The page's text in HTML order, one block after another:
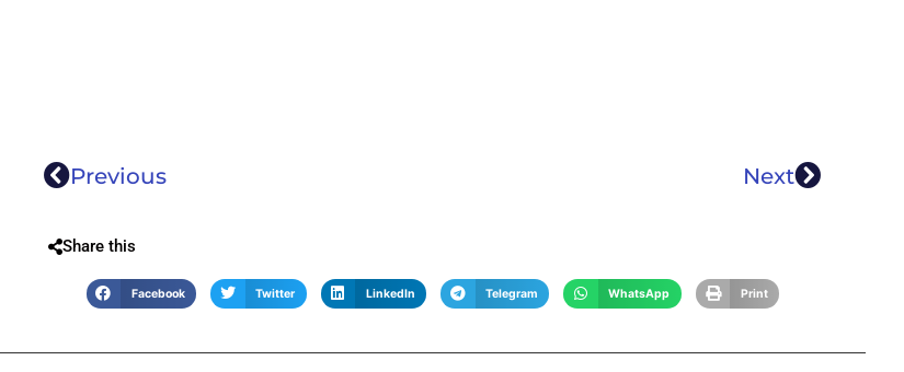
Previous Next
Share this
Facebook Twitter LinkedIn Telegram WhatsApp Print